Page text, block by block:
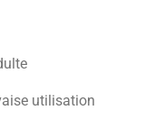
utilisation